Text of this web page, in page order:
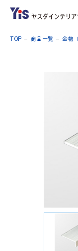
TOP 商品一覧 金物